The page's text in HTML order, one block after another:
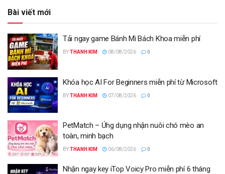
Bài viết mới
Tải ngay game Bánh Mì Bách Khoa miễn phí
BYTHANH KIM 08/08/2026 0
Khóa học AI For Beginners miễn phí từ Microsoft
BYTHANH KIM 07/08/2026 0
PetMatch – Ứng dụng nhận nuôi chó mèo an
toàn, minh bạch
BYTHANH KIM 06/08/2026 0
Nhận ngay key iTop Voicy Pro miễn phí 6 tháng